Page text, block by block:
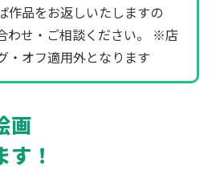
作品をお返しいたしますの
わせ・ご相談ください。 ※店
・オフ適用外となります
画
！